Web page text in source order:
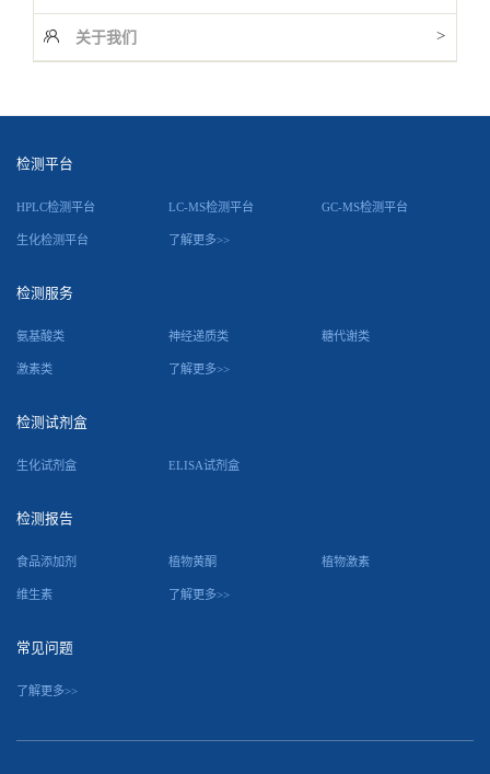
关于我们 >
检测平台
HPLC检测平台 LC-MS检测平台 GC-MS检测平台
生化检测平台 了解更多>>
检测服务
氨基酸类 神经递质类 糖代谢类
激素类 了解更多>>
检测试剂盒
生化试剂盒 ELISA试剂盒
检测报告
食品添加剂 植物黄酮 植物激素
维生素 了解更多>>
常见问题
了解更多>>